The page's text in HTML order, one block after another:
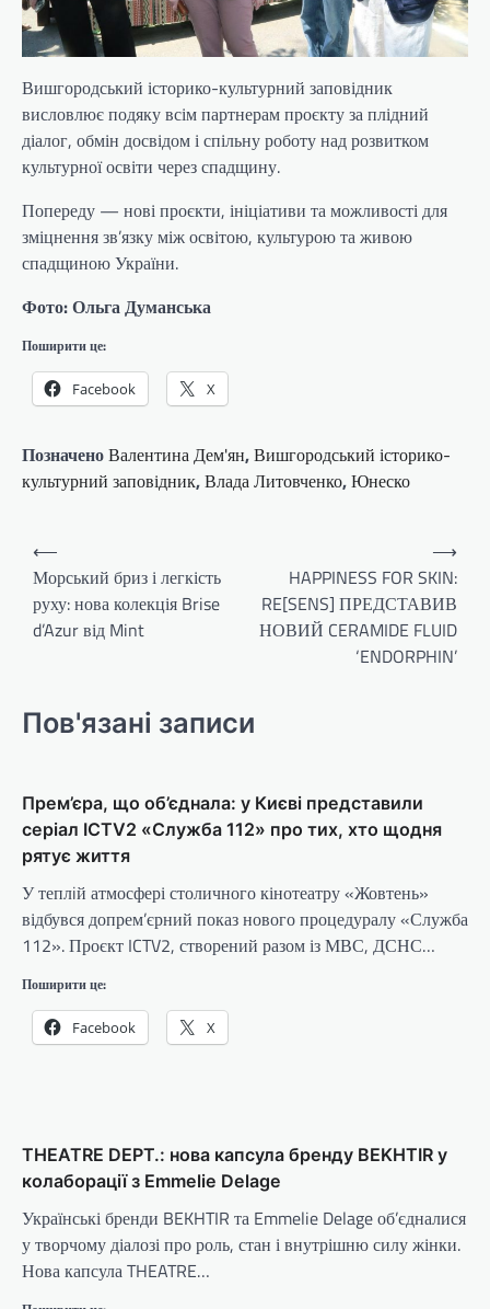
Вишгородський історико-культурний заповідник
висловлює подяку всім партнерам проєкту за плідний
діалог, обмін досвідом і спільну роботу над розвитком
культурної освіти через спадщину.
Попереду — нові проєкти, ініціативи та можливості для
зміцнення зв’язку між освітою, культурою та живою
спадщиною України.
Фото: Ольга Думанська
Поширити це:
Facebook X
ПозначеноВалентина Дем'ян,Вишгородський історико-
культурний заповідник,Влада Литовченко,Юнеско
Навігація
записів
⟵
Морський бриз і легкість
руху: нова колекція Brise
d’Azur від Mint
HAPPINESS FOR SKIN:
RE[SENS] ПРЕДСТАВИВ
НОВИЙ CERAMIDE FLUID
‘ENDORPHIN’
⟶
Пов'язані записи
Прем’єра, що об’єднала: у Києві представили
серіал ICTV2 «Служба 112» про тих, хто щодня
рятує життя
У теплiй атмосфері столичного кінотеатру «Жовтень»
відбувся допрем’єрний показ нового процедуралу «Служба
112». Проєкт ICTV2, створений разом із МВС, ДСНС…
Поширити це:
Facebook X
THEATRE DEPT.: нова капсула бренду BEKHTIR у
колаборації з Emmelie Delage
Українські бренди BEKHTIR та Emmelie Delage об’єдналися
у творчому діалозі про роль, стан і внутрішню силу жінки.
Нова капсула THEATRE…